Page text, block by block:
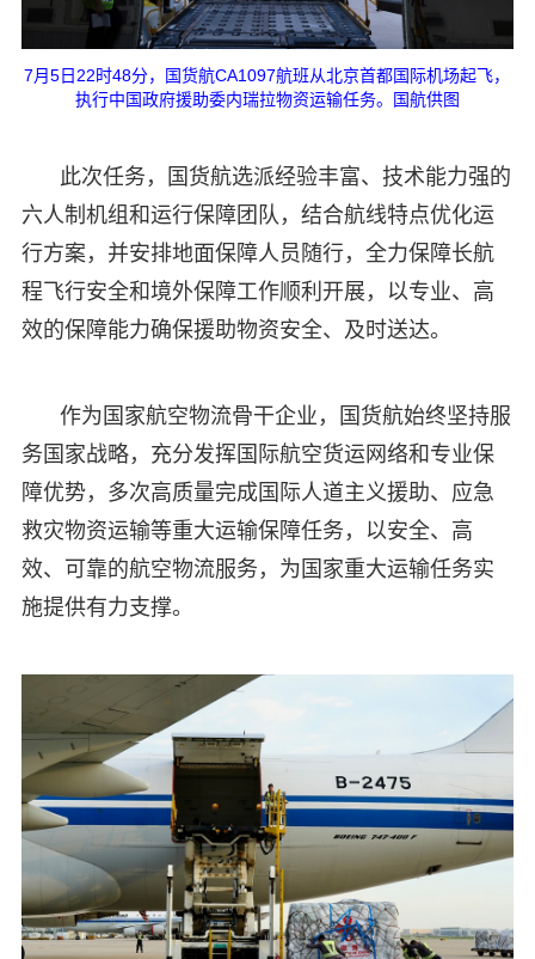
7月5日22时48分，国货航CA1097航班从北京首都国际机场起飞，
执行中国政府援助委内瑞拉物资运输任务。国航供图
此次任务，国货航选派经验丰富、技术能力强的
六人制机组和运行保障团队，结合航线特点优化运
行方案，并安排地面保障人员随行，全力保障长航
程飞行安全和境外保障工作顺利开展，以专业、高
效的保障能力确保援助物资安全、及时送达。
作为国家航空物流骨干企业，国货航始终坚持服
务国家战略，充分发挥国际航空货运网络和专业保
障优势，多次高质量完成国际人道主义援助、应急
救灾物资运输等重大运输保障任务，以安全、高
效、可靠的航空物流服务，为国家重大运输任务实
施提供有力支撑。